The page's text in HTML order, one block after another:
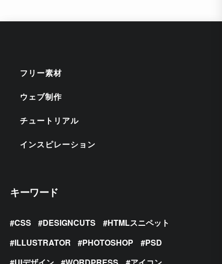
フリー素材
ウェブ制作
チュートリアル
インスピレーション
キーワード
CSS DESIGNCUTS
HTMLスニペット
ILLUSTRATOR
PHOTOSHOP
PSD